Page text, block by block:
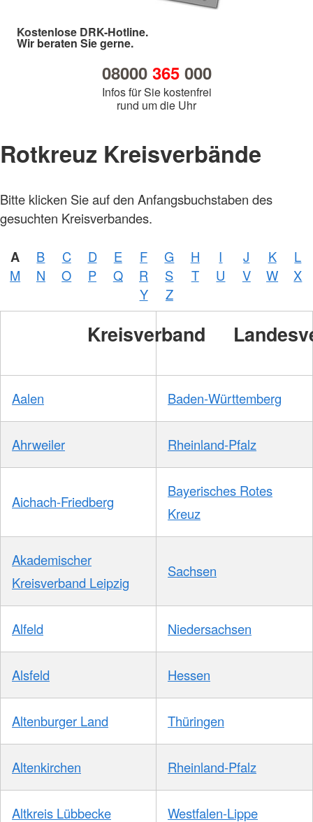
Kostenlose DRK-Hotline.
Wir beraten Sie gerne.
08000 365000
Infos für Sie kostenfrei
rund um die Uhr
Rotkreuz Kreisverbände
Bitte klicken Sie auf den Anfangsbuchstaben des
gesuchten Kreisverbandes.
A B C D E F G H I J K
L
M
N O P Q R S T U V W
X
Y
Z
Kreisverband
Aalen Baden-Württemberg
Ahrweiler Rheinland-Pfalz
Aichach-Friedberg
Bayerisches Rotes
Kreuz
Akademischer
Kreisverband Leipzig
Sachsen
Alfeld Niedersachsen
Alsfeld Hessen
Altenburger Land Thüringen
Altenkirchen Rheinland-Pfalz
Altkreis Lübbecke Westfalen-Lippe